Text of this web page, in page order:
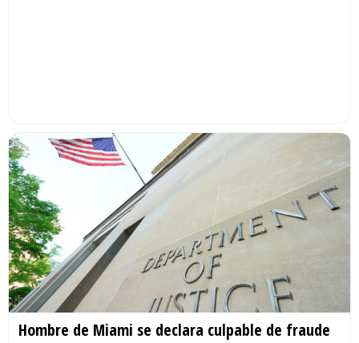
Hombre de Miami se declara culpable de fraude